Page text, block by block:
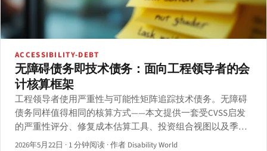
ACCESSIBILITY-DEBT
无障碍债务即技术债务：面向工程领导者的会
计核算框架
工程领导者使用严重性与可能性矩阵追踪技术债务。无障碍
债务同样值得相同的核算方式——本文提供一套受CVSS启发
的严重性评分、修复成本估算工具、投资组合视图以及季度
燃尽仪表板，并附三个行业案例。
2026年5月22日 · 1 分钟阅读 ·作者 Disability World